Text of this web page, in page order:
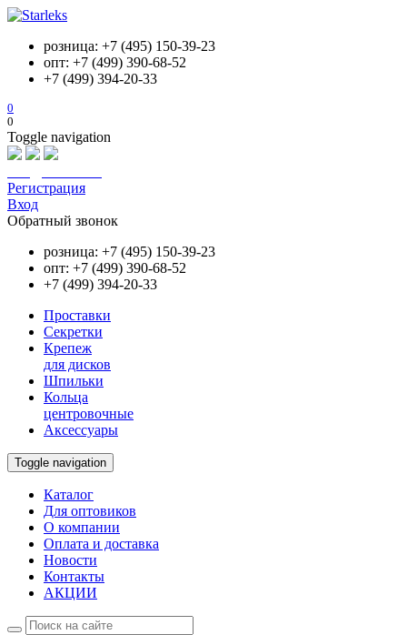
розница: +7 (495) 150-39-23
опт: +7 (499) 390-68-52
+7 (499) 394-20-33
0
0
Toggle navigation
Регистрация
Вход
Обратный звонок
розница: +7 (495) 150-39-23
опт: +7 (499) 390-68-52
+7 (499) 394-20-33
Проставки
Секретки
Крепеж
для дисков
Шпильки
Кольца
центровочные
Аксессуары
Toggle navigation
Каталог
Для оптовиков
О компании
Оплата и доставка
Новости
Контакты
АКЦИИ